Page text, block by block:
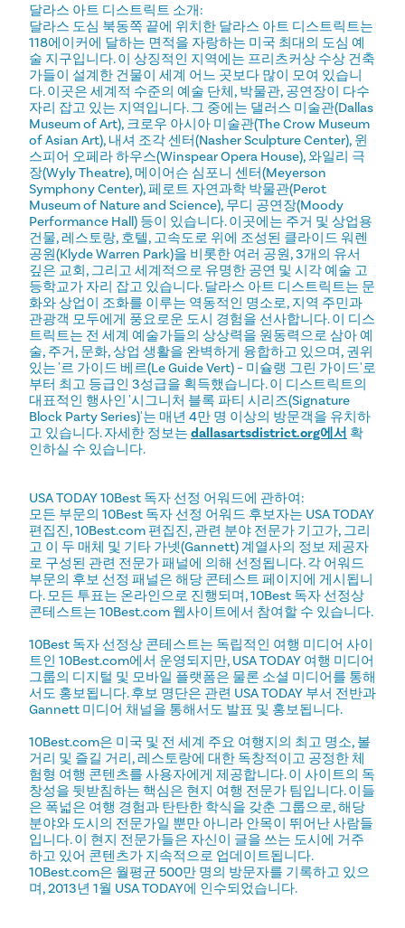
달라스 아트 디스트릭트 소개:
달라스 도심 북동쪽 끝에 위치한 달라스 아트 디스트릭트는
118에이커에 달하는 면적을 자랑하는 미국 최대의 도심 예
술 지구입니다. 이 상징적인 지역에는 프리츠커상 수상 건축
가들이 설계한 건물이 세계 어느 곳보다 많이 모여 있습니
다. 이곳은 세계적 수준의 예술 단체, 박물관, 공연장이 다수
자리 잡고 있는 지역입니다. 그 중에는 댈러스 미술관(Dallas
Museum of Art), 크로우 아시아 미술관(The Crow Museum
of Asian Art), 내셔 조각 센터(Nasher Sculpture Center), 윈
스피어 오페라 하우스(Winspear Opera House), 와일리 극
장(Wyly Theatre), 메이어슨 심포니 센터(Meyerson
Symphony Center), 페로트 자연과학 박물관(Perot
Museum of Nature and Science), 무디 공연장(Moody
Performance Hall) 등이 있습니다. 이곳에는 주거 및 상업용
건물, 레스토랑, 호텔, 고속도로 위에 조성된 클라이드 워렌
공원(Klyde Warren Park)을 비롯한 여러 공원, 3개의 유서
깊은 교회, 그리고 세계적으로 유명한 공연 및 시각 예술 고
등학교가 자리 잡고 있습니다. 달라스 아트 디스트릭트는 문
화와 상업이 조화를 이루는 역동적인 명소로, 지역 주민과
관광객 모두에게 풍요로운 도시 경험을 선사합니다. 이 디스
트릭트는 전 세계 예술가들의 상상력을 원동력으로 삼아 예
술, 주거, 문화, 상업 생활을 완벽하게 융합하고 있으며, 권위
있는 '르 가이드 베르(Le Guide Vert) – 미슐랭 그린 가이드'로
부터 최고 등급인 3성급을 획득했습니다. 이 디스트릭트의
대표적인 행사인 '시그니처 블록 파티 시리즈(Signature
Block Party Series)'는 매년 4만 명 이상의 방문객을 유치하
고 있습니다. 자세한 정보는 dallasartsdistrict.org에서 확
인하실 수 있습니다.
USA TODAY 10Best 독자 선정 어워드에 관하여:
모든 부문의 10Best 독자 선정 어워드 후보자는 USA TODAY
편집진, 10Best.com 편집진, 관련 분야 전문가 기고가, 그리
고 이 두 매체 및 기타 가넷(Gannett) 계열사의 정보 제공자
로 구성된 관련 전문가 패널에 의해 선정됩니다. 각 어워드
부문의 후보 선정 패널은 해당 콘테스트 페이지에 게시됩니
다. 모든 투표는 온라인으로 진행되며, 10Best 독자 선정상
콘테스트는 10Best.com 웹사이트에서 참여할 수 있습니다.
10Best 독자 선정상 콘테스트는 독립적인 여행 미디어 사이
트인 10Best.com에서 운영되지만, USA TODAY 여행 미디어
그룹의 디지털 및 모바일 플랫폼은 물론 소셜 미디어를 통해
서도 홍보됩니다. 후보 명단은 관련 USA TODAY 부서 전반과
Gannett 미디어 채널을 통해서도 발표 및 홍보됩니다.
10Best.com은 미국 및 전 세계 주요 여행지의 최고 명소, 볼
거리 및 즐길 거리, 레스토랑에 대한 독창적이고 공정한 체
험형 여행 콘텐츠를 사용자에게 제공합니다. 이 사이트의 독
창성을 뒷받침하는 핵심은 현지 여행 전문가 팀입니다. 이들
은 폭넓은 여행 경험과 탄탄한 학식을 갖춘 그룹으로, 해당
분야와 도시의 전문가일 뿐만 아니라 안목이 뛰어난 사람들
입니다. 이 현지 전문가들은 자신이 글을 쓰는 도시에 거주
하고 있어 콘텐츠가 지속적으로 업데이트됩니다.
10Best.com은 월평균 500만 명의 방문자를 기록하고 있으
며, 2013년 1월 USA TODAY에 인수되었습니다.